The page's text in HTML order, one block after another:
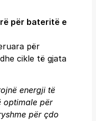
për bateritë e
për
cikle të gjata
energji të
optimale për
për çdo